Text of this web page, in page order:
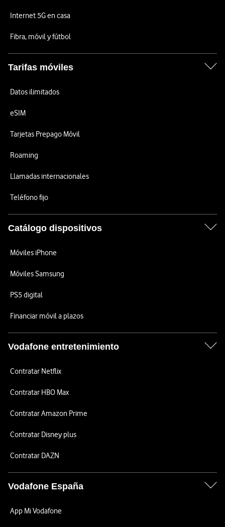
Internet 5G en casa
Fibra, móvil y fútbol
Tarifas móviles
Datos ilimitados
eSIM
Tarjetas Prepago Móvil
Roaming
Llamadas internacionales
Teléfono fijo
Catálogo dispositivos
Móviles iPhone
Móviles Samsung
PS5 digital
Financiar móvil a plazos
Vodafone entretenimiento
Contratar Netflix
Contratar HBO Max
Contratar Amazon Prime
Contratar Disney plus
Contratar DAZN
Vodafone España
App Mi Vodafone